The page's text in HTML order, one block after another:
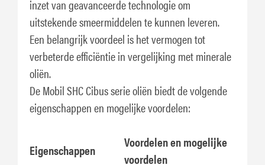
inzet van geavanceerde technologie om
uitstekende smeermiddelen te kunnen leveren.
Een belangrijk voordeel is het vermogen tot
verbeterde efficiëntie in vergelijking met minerale
oliën.
De Mobil SHC Cibus serie oliën biedt de volgende
eigenschappen en mogelijke voordelen:
Eigenschappen
Voordelen en mogelijke
voordelen